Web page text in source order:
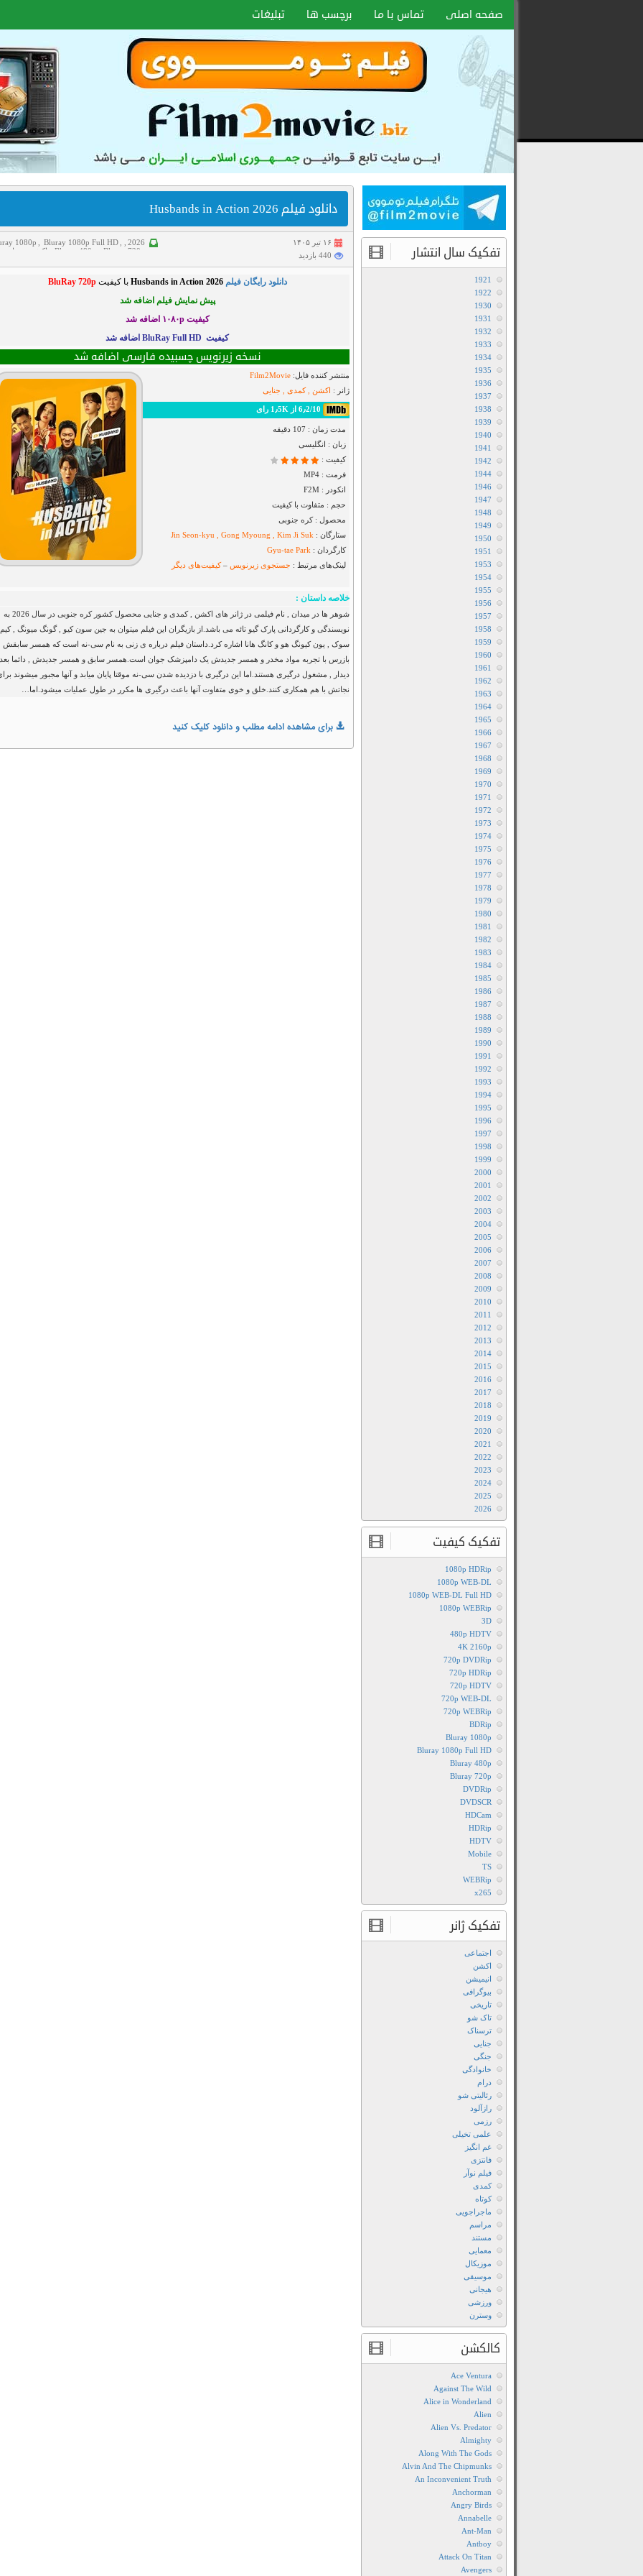
سریال
صفحه اصلی تماس با ما برچسب ها تبلیغات
دانلود فیلم Husbands in Action 2026
۱۶ تیر ۱۴۰۵ 2026
1080p Bluray 1080p Full HD
Bluray 480p
Bluray 720p اکشن جنایی 440 بازدید
دانلود رایگان فیلم Husbands in Action 2026 با کیفیتBluRay 720p
پیش نمایش فیلم اضافه شد
کیفیت ۱۰۸۰p اضافه شد
کیفیت BluRay Full HD اضافه شد
نسخه زیرنویس چسبیده فارسی اضافه شد
منتشر کننده فایل: Film2Movie
ژانر : اکشن , کمدی , جنایی
مدت زمان : 107 دقیقه
زبان : انگلیسی
کیفیت :
فرمت : MP4
انکودر : F2M
حجم : متفاوت با کیفیت
محصول : کره جنوبی
ستارگان : Jin Seon-kyu , Gong Myoung , Kim Ji Suk
کارگردان : Gyu-tae Park
لینک‌های مرتبط : جستجوی زیرنویس –کیفیت‌های دیگر
خلاصه داستان :
شوهر ها در میدان , نام فیلمی در ژانر های اکشن , کمدی و جنایی محصول کشور کره جنوبی در سال 2026 به
نویسندگی و کارگردانی پارک گیو تائه می باشد.از بازیگران این فیلم میتوان به جین سون کیو , گونگ میونگ ,
سوک , یون کیونگ هو و کانگ هانا اشاره کرد.داستان فیلم درباره ی زنی به نام سی-نه است که همسر سابقش
بازرس با تجربه مواد مخدر و همسر جدیدش یک دامپزشک جوان است.همسر سابق و همسر جدیدش , دائما بعد
دیدار , مشغول درگیری هستند.اما این درگیری با دزدیده شدن سی-نه موقتا پایان میابد و آنها مجبور میشوند
نجاتش با هم همکاری کنند.خلق و خوی متفاوت آنها باعث درگیری ها مکرر در طول عملیات میشود.اما…
برای مشاهده ادامه مطلب و دانلود کلیک کنید
تفکیک سال انتشار
1921
1922
1930
1931
1932
1933
1934
1935
1936
1937
1938
1939
1940
1941
1942
1944
1946
1947
1948
1949
1950
1951
1953
1954
1955
1956
1957
1958
1959
1960
1961
1962
1963
1964
1965
1966
1967
1968
1969
1970
1971
1972
1973
1974
1975
1976
1977
1978
1979
1980
1981
1982
1983
1984
1985
1986
1987
1988
1989
1990
1991
1992
1993
1994
1995
1996
1997
1998
1999
2000
2001
2002
2003
2004
2005
2006
2007
2008
2009
2010
2011
2012
2013
2014
2015
2016
2017
2018
2019
2020
2021
2022
2023
2024
2025
2026
تفکیک کیفیت
1080p HDRip
1080p WEB-DL
1080p WEB-DL Full HD
1080p WEBRip
3D
480p HDTV
4K 2160p
720p DVDRip
720p HDRip
720p HDTV
720p WEB-DL
720p WEBRip
BDRip
Bluray 1080p
Bluray 1080p Full HD
Bluray 480p
Bluray 720p
DVDRip
DVDSCR
HDCam
HDRip
HDTV
Mobile
TS
WEBRip
x265
تفکیک ژانر
اجتماعی
اکشن
انیمیشن
بیوگرافی
تاریخی
تاک شو
ترسناک
جنایی
جنگی
خانوادگی
درام
رئالیتی شو
رازآلود
رزمی
علمی تخیلی
غم انگیز
فانتزی
فیلم نوآر
کمدی
کوتاه
ماجراجویی
مراسم
مستند
معمایی
موزیکال
موسیقی
هیجانی
ورزشی
وسترن
کالکشن
Ace Ventura
Against The Wild
Alice in Wonderland
Alien
Alien Vs. Predator
Almighty
Along With The Gods
Alvin And The Chipmunks
An Inconvenient Truth
Anchorman
Angry Birds
Annabelle
Ant-Man
Antboy
Attack On Titan
Avengers